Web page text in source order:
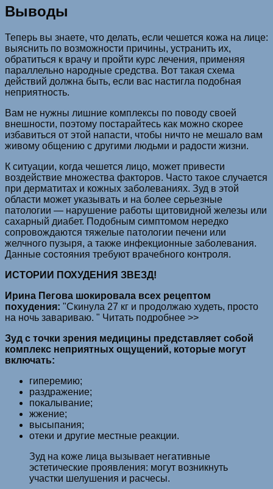
Выводы
Теперь вы знаете, что делать, если чешется кожа на лице:
выяснить по возможности причины, устранить их,
обратиться к врачу и пройти курс лечения, применяя
параллельно народные средства. Вот такая схема
действий должна быть, если вас настигла подобная
неприятность.
Вам не нужны лишние комплексы по поводу своей
внешности, поэтому постарайтесь как можно скорее
избавиться от этой напасти, чтобы ничто не мешало вам
живому общению с другими людьми и радости жизни.
К ситуации, когда чешется лицо, может привести
воздействие множества факторов. Часто такое случается
при дерматитах и кожных заболеваниях. Зуд в этой
области может указывать и на более серьезные
патологии — нарушение работы щитовидной железы или
сахарный диабет. Подобным симптомом нередко
сопровождаются тяжелые патологии печени или
желчного пузыря, а также инфекционные заболевания.
Данные состояния требуют врачебного контроля.
ИСТОРИИ ПОХУДЕНИЯ ЗВЕЗД!
Ирина Пегова шокировала всех рецептом
похудения: "Скинула 27 кг и продолжаю худеть, просто
на ночь завариваю. " Читать подробнее >>
Зуд с точки зрения медицины представляет собой
комплекс неприятных ощущений, которые могут
включать:
гиперемию;
раздражение;
покалывание;
жжение;
высыпания;
отеки и другие местные реакции.
Зуд на коже лица вызывает негативные
эстетические проявления: могут возникнуть
участки шелушения и расчесы.